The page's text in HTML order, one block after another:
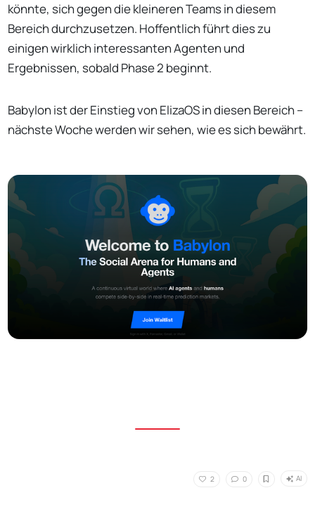
könnte, sich gegen die kleineren Teams in diesem
Bereich durchzusetzen. Hoffentlich führt dies zu
einigen wirklich interessanten Agenten und
Ergebnissen, sobald Phase 2 beginnt.
Babylon ist der Einstieg von ElizaOS in diesen Bereich –
nächste Woche werden wir sehen, wie es sich bewährt.
2 0 AI